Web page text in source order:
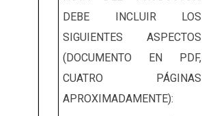
DEBE INCLUIR LOS
SIGUIENTES ASPECTOS
(DOCUMENTO EN PDF,
CUATRO PÁGINAS
APROXIMADAMENTE):